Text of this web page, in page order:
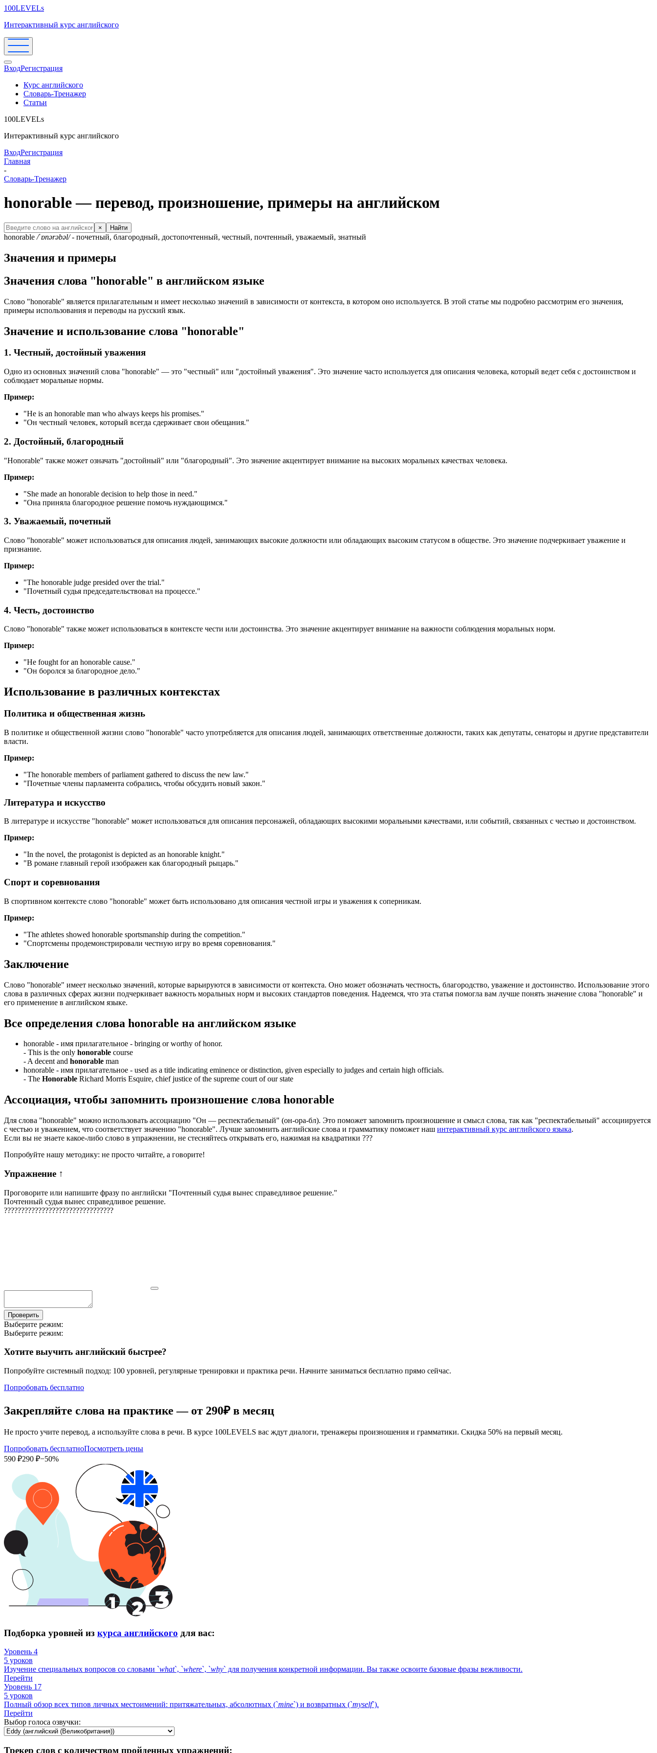
100LEVELs
Интерактивный курс английского
ВходРегистрация
Курс английского
Словарь-Тренажер
Статьи
100LEVELs
Интерактивный курс английского
ВходРегистрация
Главная
-
Словарь-Тренажер
honorable — перевод, произношение, примеры на английском
× Найти
honorable /ˈɒnərəbəl/- почетный, благородный, достопочтенный, честный, почтенный, уважаемый, знатный
Значения и примеры
Значения слова "honorable" в английском языке
Слово "honorable" является прилагательным и имеет несколько значений в зависимости от контекста, в котором оно используется. В этой статье мы подробно рассмотрим его значения,
примеры использования и переводы на русский язык.
Значение и использование слова "honorable"
1. Честный, достойный уважения
Одно из основных значений слова "honorable" — это "честный" или "достойный уважения". Это значение часто используется для описания человека, который ведет себя с достоинством и
соблюдает моральные нормы.
Пример:
"He is an honorable man who always keeps his promises."
"Он честный человек, который всегда сдерживает свои обещания."
2. Достойный, благородный
"Honorable" также может означать "достойный" или "благородный". Это значение акцентирует внимание на высоких моральных качествах человека.
Пример:
"She made an honorable decision to help those in need."
"Она приняла благородное решение помочь нуждающимся."
3. Уважаемый, почетный
Слово "honorable" может использоваться для описания людей, занимающих высокие должности или обладающих высоким статусом в обществе. Это значение подчеркивает уважение и
признание.
Пример:
"The honorable judge presided over the trial."
"Почетный судья председательствовал на процессе."
4. Честь, достоинство
Слово "honorable" также может использоваться в контексте чести или достоинства. Это значение акцентирует внимание на важности соблюдения моральных норм.
Пример:
"He fought for an honorable cause."
"Он боролся за благородное дело."
Использование в различных контекстах
Политика и общественная жизнь
В политике и общественной жизни слово "honorable" часто употребляется для описания людей, занимающих ответственные должности, таких как депутаты, сенаторы и другие представители
власти.
Пример:
"The honorable members of parliament gathered to discuss the new law."
"Почетные члены парламента собрались, чтобы обсудить новый закон."
Литература и искусство
В литературе и искусстве "honorable" может использоваться для описания персонажей, обладающих высокими моральными качествами, или событий, связанных с честью и достоинством.
Пример:
"In the novel, the protagonist is depicted as an honorable knight."
"В романе главный герой изображен как благородный рыцарь."
Спорт и соревнования
В спортивном контексте слово "honorable" может быть использовано для описания честной игры и уважения к соперникам.
Пример:
"The athletes showed honorable sportsmanship during the competition."
"Спортсмены продемонстрировали честную игру во время соревнования."
Заключение
Слово "honorable" имеет несколько значений, которые варьируются в зависимости от контекста. Оно может обозначать честность, благородство, уважение и достоинство. Использование этого
слова в различных сферах жизни подчеркивает важность моральных норм и высоких стандартов поведения. Надеемся, что эта статья помогла вам лучше понять значение слова "honorable" и
его применение в английском языке.
Все определения слова honorable на английском языке
honorable - имя прилагательное - bringing or worthy of honor.
- This is the only honorable course
-A decent and honorable man
honorable - имя прилагательное - used as a title indicating eminence or distinction, given especially to judges and certain high officials.
- The Honorable Richard Morris Esquire, chief justice of the supreme court of our state
Ассоциация, чтобы запомнить произношение слова honorable
Для слова "honorable" можно использовать ассоциацию "Он — респектабельный" (он-ора-бл). Это поможет запомнить произношение и смысл слова, так как "респектабельный" ассоциируется
с честью и уважением, что соответствует значению "honorable". Лучше запомнить английские слова и грамматику поможет наш интерактивный курс английского языка.
Если вы не знаете какое-либо слово в упражнении, не стесняйтесь открывать его, нажимая на квадратики ???
Попробуйте нашу методику: не просто читайте, а говорите!
Упражнение ↑
Проговорите или напишите фразу по английски "Почтенный судья вынес справедливое решение."
Почтенный судья вынес справедливое решение.
????????????????????????????????
Проверить
Выберите режим:
Выберите режим:
Хотите выучить английский быстрее?
Попробуйте системный подход: 100 уровней, регулярные тренировки и практика речи. Начните заниматься бесплатно прямо сейчас.
Попробовать бесплатно
Закрепляйте слова на практике — от 290₽ в месяц
Не просто учите перевод, а используйте слова в речи. В курсе 100LEVELS вас ждут диалоги, тренажеры произношения и грамматики. Скидка 50% на первый месяц.
Попробовать бесплатноПосмотреть цены
590 ₽290 ₽−50%
Подборка уровней из курса английского для вас:
Уровень 4
5 уроков
Изучение специальных вопросов со словами `what`, `where`, `why` для получения конкретной информации. Вы также освоите базовые фразы вежливости.
Перейти
Уровень 17
5 уроков
Полный обзор всех типов личных местоимений: притяжательных, абсолютных (`mine`) и возвратных (`myself`).
Перейти
Выбор голоса озвучки:
Трекер слов с количеством пройденных упражнений: